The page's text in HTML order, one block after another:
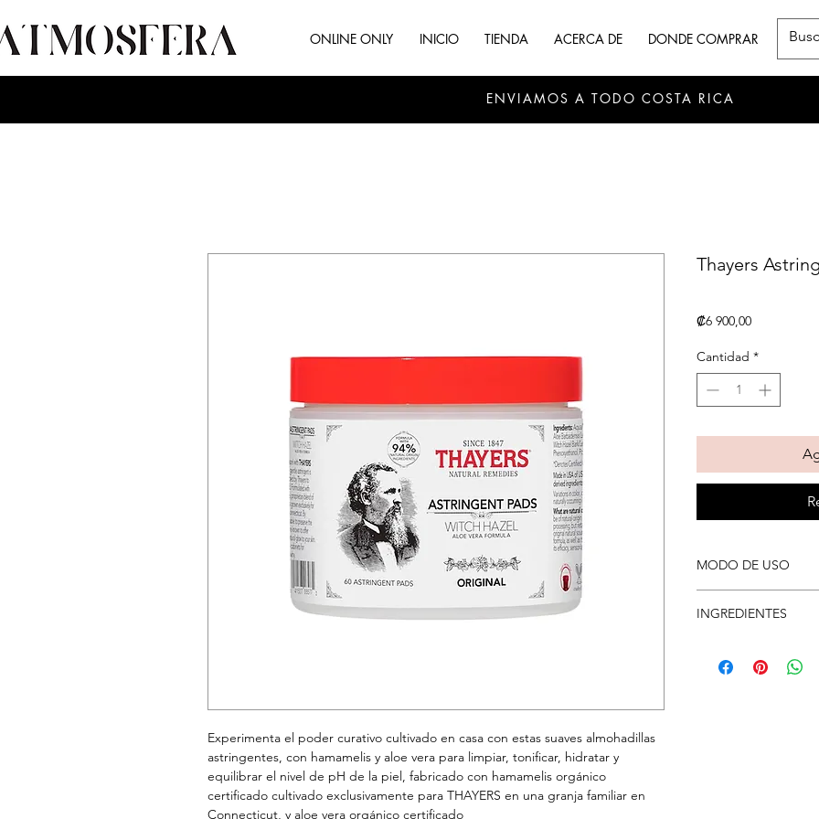
ONLINE ONLY INICIO TIENDA ACERCA DE DONDE COMPRAR
ENVIAMOS A TODO COSTA RICA
Experimenta el poder curativo cultivado en casa con estas suaves almohadillas
astringentes, con hamamelis y aloe vera para limpiar, tonificar, hidratar y
equilibrar el nivel de pH de la piel, fabricado con hamamelis orgánico
certificado cultivado exclusivamente para THAYERS en una granja familiar en
Connecticut, y aloe vera orgánico certificado
Thayers
₡6 900,00Precio
Cantidad *
MODO DE USO
y fresca. Mantenga
INGREDIENTES
glicerina, fragancia